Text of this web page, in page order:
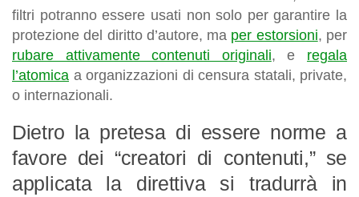
filtri potranno essere usati non solo per garantire la
protezione del diritto d’autore, ma per estorsioni, per
rubare attivamente contenuti originali, e regala
l’atomica a organizzazioni di censura statali, private,
o internazionali.
Dietro la pretesa di essere norme a
favore dei “creatori di contenuti,” se
applicata la direttiva si tradurrà in